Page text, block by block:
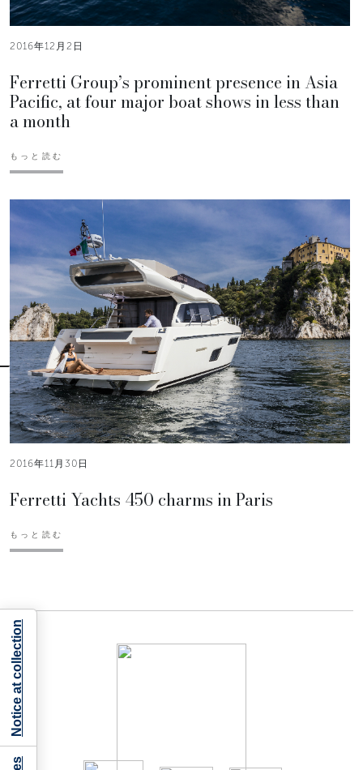
2016年12月2日
Ferretti Group’s prominent presence in Asia
Pacific, at four major boat shows in less than
a month
もっと読む
2016年11月30日
Ferretti Yachts 450 charms in Paris
もっと読む
Notice at collection